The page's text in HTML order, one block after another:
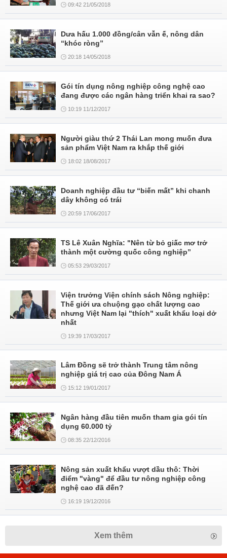
09:42 21/05/2018
Dưa hấu 1.000 đồng/cân vẫn ế, nông dân
“khóc ròng”
20:18 14/05/2018
Gói tín dụng nông nghiệp công nghệ cao
đang được các ngân hàng triển khai ra sao?
10:19 11/12/2017
Người giàu thứ 2 Thái Lan mong muốn đưa
sản phẩm Việt Nam ra khắp thế giới
18:02 18/08/2017
Doanh nghiệp đầu tư “biến mất” khi chanh
dây không có trái
20:59 17/06/2017
TS Lê Xuân Nghĩa: "Nên từ bỏ giấc mơ trở
thành một cường quốc công nghiệp”
05:53 29/03/2017
Viện trưởng Viện chính sách Nông nghiệp:
Thế giới ưa chuộng gạo chất lượng cao
nhưng Việt Nam lại "thích" xuất khẩu loại dở
nhất
19:39 17/03/2017
Lâm Đồng sẽ trở thành Trung tâm nông
nghiệp giá trị cao của Đông Nam Á
15:12 19/01/2017
Ngân hàng đầu tiên muốn tham gia gói tín
dụng 60.000 tỷ
08:35 22/12/2016
Nông sản xuất khẩu vượt dầu thô: Thời
điểm "vàng" để đầu tư nông nghiệp công
nghệ cao đã đến?
16:19 19/12/2016
Xem thêm